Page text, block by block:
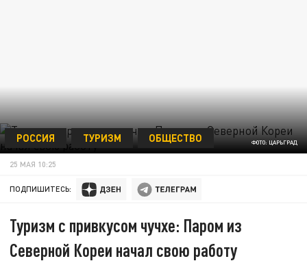
ФОТО: ЦАРЬГРАД
РОССИЯ ТУРИЗМ ОБЩЕСТВО
25 МАЯ 10:25
ПОДПИШИТЕСЬ:
Туризм с привкусом чучхе: Паром из
Северной Кореи начал свою работу